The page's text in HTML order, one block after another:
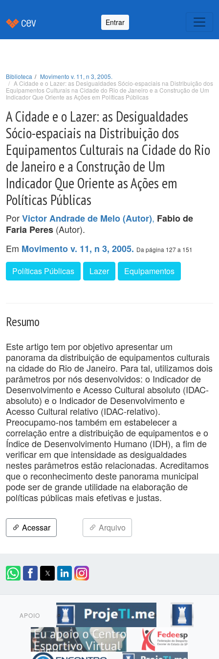
Entrar
Biblioteca
Movimento v. 11, n 3, 2005.
A Cidade e o Lazer: as Desigualdades Sócio-espaciais na Distribuição dos
Equipamentos Culturais na Cidade do Rio de Janeiro e a Construção de Um
Indicador Que Oriente as Ações em Políticas Públicas
A Cidade e o Lazer: as Desigualdades
Sócio-espaciais na Distribuição dos
Equipamentos Culturais na Cidade do Rio
de Janeiro e a Construção de Um
Indicador Que Oriente as Ações em
Políticas Públicas
PorVictor Andrade de Melo (Autor), Fabio de
Faria Peres (Autor).
Em Movimento v. 11, n 3, 2005. Da página 127 a 151
Políticas Públicas Lazer Equipamentos
Resumo
Este artigo tem por objetivo apresentar um
panorama da distribuição de equipamentos culturais
na cidade do Rio de Janeiro. Para tal, utilizamos dois
parâmetros por nós desenvolvidos: o Indicador de
Desenvolvimento e Acesso Cultural absoluto (IDAC-
absoluto) e o Indicador de Desenvolvimento e
Acesso Cultural relativo (IDAC-relativo).
Preocupamo-nos também em estabelecer a
correlação entre a distribuição de equipamentos e o
Índice de Desenvolvimento Humano (IDH), a fim de
verificar em que intensidade as desigualdades
nestes parâmetros estão relacionadas. Acreditamos
que o reconhecimento deste panorama municipal
pode ser de grande utilidade na elaboração de
políticas públicas mais efetivas e justas.
Acessar Arquivo
APOIO